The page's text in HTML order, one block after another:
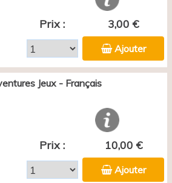
Prix : 3,00 €
Ajouter
Jeux - Français
Prix : 10,00 €
Ajouter